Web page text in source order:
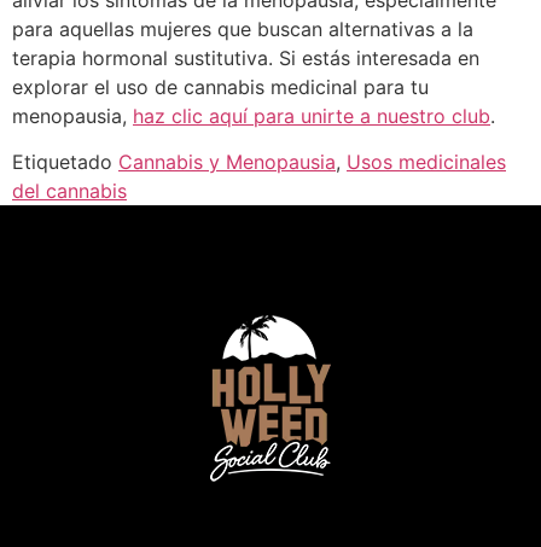
para aquellas mujeres que buscan alternativas a la
terapia hormonal sustitutiva. Si estás interesada en
explorar el uso de cannabis medicinal para tu
menopausia, haz clic aquí para unirte a nuestro club.
Etiquetado Cannabis y Menopausia, Usos medicinales
del cannabis